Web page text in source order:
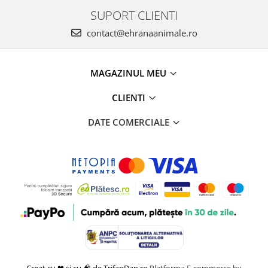
SUPORT CLIENTI
contact@ehranaanimale.ro
MAGAZINUL MEU
CLIENTI
DATE COMERCIALE